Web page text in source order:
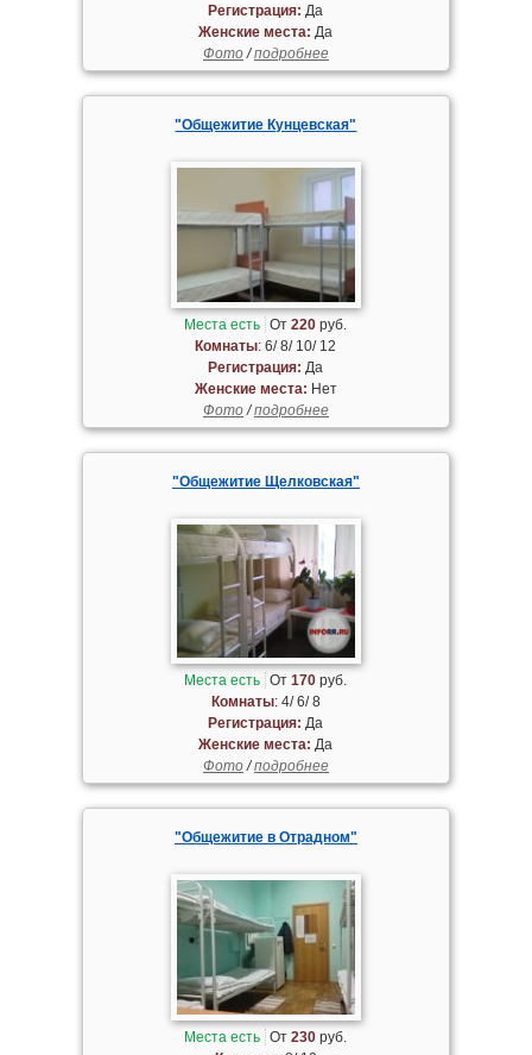
Регистрация: Да
Женские места: Да
Фото/подробнее
"Общежитие Кунцевская"
Места есть От220 руб.
Комнаты: 6/ 8/ 10/ 12
Регистрация: Да
Женские места: Нет
Фото/подробнее
"Общежитие Щелковская"
Места есть От170 руб.
Комнаты: 4/ 6/ 8
Регистрация: Да
Женские места: Да
Фото/подробнее
"Общежитие в Отрадном"
Места есть От230 руб.